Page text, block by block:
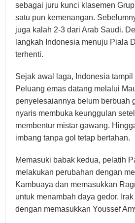
sebagai juru kunci klasemen
satu pun kemenangan.
juga kalah 2-3 dari Arab Saudi.
langkah Indonesia menuju Piala
terhenti.
Sejak awal laga, Indonesia tampil
Peluang emas datang melalui
penyelesaiannya belum berbuah
nyaris membuka keunggulan
membentur mistar gawang.
imbang tanpa gol tetap bertahan.
Memasuki babak kedua, pelatih
melakukan perubahan dengan
Kambuaya dan memasukkan
untuk menambah daya gedor.
dengan memasukkan Youssef